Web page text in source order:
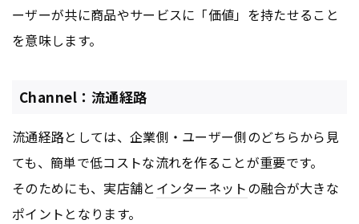
ーザーが共に商品やサービスに「価値」を持たせること
を意味します。
Channel：流通経路
流通経路としては、企業側・ユーザー側のどちらから見
ても、簡単で低コストな流れを作ることが重要です。
そのためにも、実店舗と インターネットの融合が大きな
ポイントとなります。